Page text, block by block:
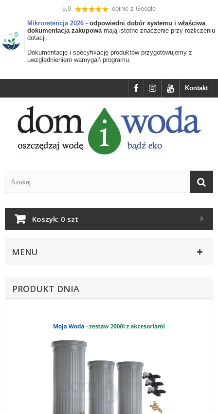
5,0
opinie z Google
Mikroretencja 2026 - odpowiedni dobór systemu i właściwa
dokumentacja zakupowamają istotne znaczenie przy rozliczeniu
dotacji.
Dokumentację i specyfikację produktów przygotowujemy z
uwzględnieniem wamygań programu.
Kontakt
Koszyk: 0 szt
MENU
PRODUKT DNIA